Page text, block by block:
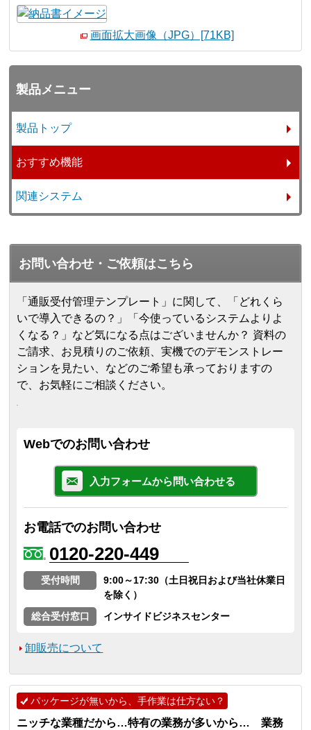
画面拡大画像（JPG）[71KB]
製品メニュー
製品トップ
おすすめ機能
関連システム
お問い合わせ・ご依頼はこちら
「通販受付管理テンプレート」に関して、「どれくら
いで導入できるの？」「今使っているシステムよりよ
くなる？」など気になる点はございませんか？ 資料の
ご請求、お見積りのご依頼、実機でのデモンストレー
ションを見たい、などのご希望も承っておりますの
で、お気軽にご相談ください。
Webでのお問い合わせ
入力フォームから問い合わせる
お電話でのお問い合わせ
0120-220-449
受付時間
9:00～17:30（土日祝日および当社休業日
を除く）
総合受付窓口
インサイドビジネスセンター
卸販売について
パッケージが無いから、手作業は仕方ない？
ニッチな業種だから…特有の業務が多いから… 業務